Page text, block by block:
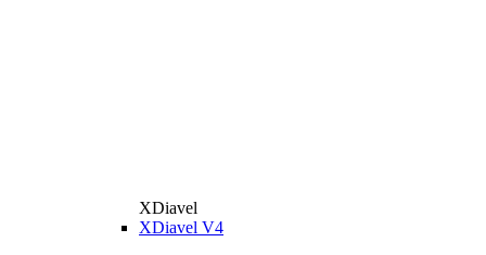
XDiavel
XDiavel V4